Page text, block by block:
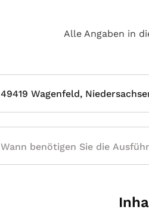
Alle Angaben in
49419 Wagenfeld,